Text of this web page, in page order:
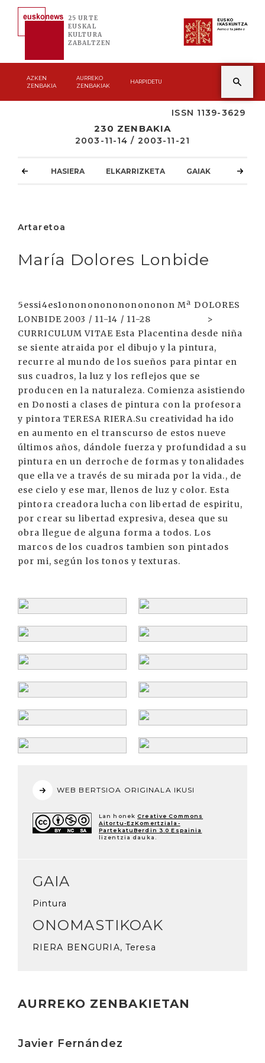
25 URTE
EUSKAL
KULTURA
ZABALTZEN
EUSKO
IKASKUNTZA
Asmoz ta jakitez
AZKEN
ZENBAKIA
AURREKO
ZENBAKIAK
HARPIDETU
ISSN 1139-3629
230 ZENBAKIA
2003-11-14 / 2003-11-21
HASIERA ELKARRIZKETA GAIAK
Artaretoa
María Dolores Lonbide
5essi4es1ononononononononon Mª DOLORES
LONBIDE 2003 / 11-14 / 11-28 >
CURRICULUM VITAE Esta Placentina desde niña
se siente atraida por el dibujo y la pintura,
recurre al mundo de los sueños para pintar en
sus cuadros, la luz y los reflejos que se
producen en la naturaleza. Comienza asistiendo
en Donosti a clases de pintura con la profesora
y pintora TERESA RIERA.Su creatividad ha ido
en aumento en el transcurso de estos nueve
últimos años, dándole fuerza y profundidad a su
pintura en un derroche de formas y tonalidades
que ella ve a través de su mirada por la vida., de
ese cielo y ese mar, llenos de luz y color. Esta
pintora creadora lucha con libertad de espiritu,
por crear su libertad expresiva, desea que su
obra llegue de alguna forma a todos. Los
marcos de los cuadros tambien son pintados
por mi, según los tonos y texturas.
WEB BERTSIOA ORIGINALA IKUSI
Lan honek Creative Commons
Aitortu-EzKomertziala-
PartekatuBerdin 3.0 Espainia
lizentzia dauka.
GAIA
Pintura
ONOMASTIKOAK
RIERA BENGURIA, Teresa
AURREKO ZENBAKIETAN
Javier Fernández